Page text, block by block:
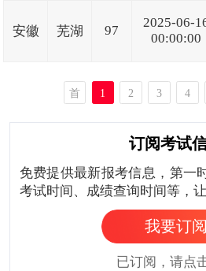
安徽 芜湖 97
2025-06-
00:00:00
首
1 2 3 4
订阅考试
免费提供最新报考信息，第一
考试时间、成绩查询时间等，
我要订阅
已订阅，请点